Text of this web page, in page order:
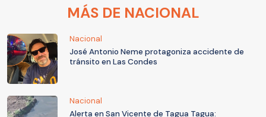
MÁS DE NACIONAL
Nacional
José Antonio Neme protagoniza accidente de
tránsito en Las Condes
Nacional
Alerta en San Vicente de Tagua Tagua: